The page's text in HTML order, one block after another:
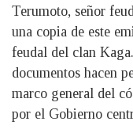
Terumoto, señor
una copia de este
feudal del clan
documentos hacen
marco general del
por el Gobierno